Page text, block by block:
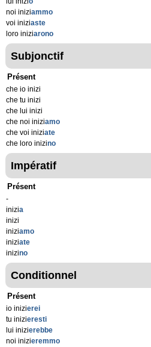
noi iniziammo
voi iniziaste
loro iniziarono
Subjonctif
Présent
che io inizi
che tu inizi
che lui inizi
che noi iniziamo
che voi iniziate
che loro inizino
Impératif
Présent
-
inizia
inizi
iniziamo
iniziate
inizino
Conditionnel
Présent
io inizierei
tu inizieresti
lui inizierebbe
noi inizieremmo